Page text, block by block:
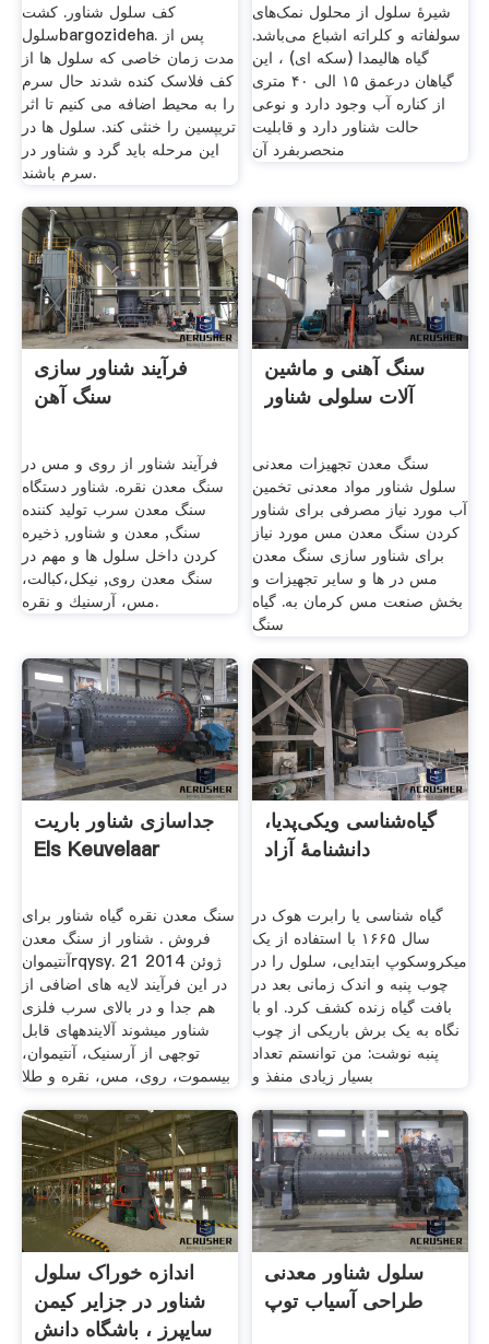
کف سلول شناور. کشت
سلولbargozideha. پس از
مدت زمان خاصی که سلول ها از
کف فلاسک کنده شدند حال سرم
را به محیط اضافه می کنیم تا اثر
تریپسین را خنثی کند. سلول ها در
این مرحله باید گرد و شناور در
سرم باشند.
شیرهٔ سلول از محلول نمک‌های
سولفاته و کلراته اشباع می‌باشد.
گیاه هالیمدا (سکه ای) ، این
گیاهان درعمق ۱۵ الی ۴۰ متری
از کناره آب وجود دارد و نوعی
حالت شناور دارد و قابلیت
منحصربفرد آن
فرآیند شناور سازی
سنگ آهن
فرآیند شناور از روی و مس در
سنگ معدن نقره. شناور دستگاه
سنگ معدن سرب تولید کننده
سنگ, معدن و شناور, ذخيره
كردن داخل سلول ها و مهم در
سنگ معدن روی, نيکل،کبالت،
مس، آرسنيك و نقره.
سنگ آهنی و ماشین
آلات سلولی شناور
سنگ معدن تجهیزات معدنی
سلول شناور مواد معدنی تخمین
آب مورد نیاز مصرفی برای شناور
کردن سنگ معدن مس مورد نیاز
برای شناور سازی سنگ معدن
مس در ها و سایر تجهیزات و
بخش صنعت مس کرمان به. گیاه
سنگ
جداسازی شناور باریت
Els Keuvelaar
سنگ معدن نقره گیاه شناور برای
فروش . شناور از سنگ معدن
آنتیموانrqysy. 21 ژوئن 2014
در این فرآیند لایه های اضافی از
هم جدا و در بالای سرب فلزی
شناور میشوند آلایندههای قابل
توجهی از آرسنیک، آنتیموان،
بیسموت، روی، مس، نقره و طلا
گیاه‌شناسی ویکی‌پدیا،
دانشنامهٔ آزاد
گیاه ‌شناسی یا رابرت هوک در
سال ۱۶۶۵ با استفاده از یک
میکروسکوپ ابتدایی، سلول را در
چوب پنبه و اندک زمانی بعد در
بافت گیاه زنده کشف کرد. او با
نگاه به یک برش باریکی از چوب
پنبه نوشت: من توانستم تعداد
بسیار زیادی منفذ و
اندازه خوراک سلول
شناور در جزایر کیمن
سایپرز ، باشگاه دانش
سلول شناور معدنی
طراحی آسیاب توپ